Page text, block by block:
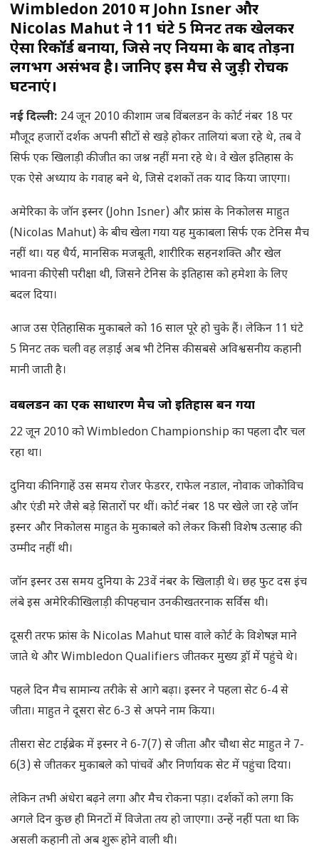
Wimbledon 2010 में John Isner और
Nicolas Mahut ने 11 घंटे 5 मिनट तक खेलकर
ऐसा रिकॉर्ड बनाया, जिसे नए नियमों के बाद तोड़ना
लगभग असंभव है। जानिए इस मैच से जुड़ी रोचक
घटनाएं।
नई दिल्ली: 24 जून 2010 की शाम जब विंबलडन के कोर्ट नंबर 18 पर
मौजूद हजारों दर्शक अपनी सीटों से खड़े होकर तालियां बजा रहे थे, तब वे
सिर्फ एक खिलाड़ी की जीत का जश्न नहीं मना रहे थे। वे खेल इतिहास के
एक ऐसे अध्याय के गवाह बने थे, जिसे दशकों तक याद किया जाएगा।
अमेरिका के जॉन इस्नर (John Isner) और फ्रांस के निकोलस माहुत
(Nicolas Mahut) के बीच खेला गया यह मुकाबला सिर्फ एक टेनिस मैच
नहीं था। यह धैर्य, मानसिक मजबूती, शारीरिक सहनशक्ति और खेल
भावना की ऐसी परीक्षा थी, जिसने टेनिस के इतिहास को हमेशा के लिए
बदल दिया।
आज उस ऐतिहासिक मुकाबले को 16 साल पूरे हो चुके हैं। लेकिन 11 घंटे
5 मिनट तक चली वह लड़ाई अब भी टेनिस की सबसे अविश्वसनीय कहानी
मानी जाती है।
विंबलडन का एक साधारण मैच जो इतिहास बन गया
22 जून 2010 को Wimbledon Championship का पहला दौर चल
रहा था।
दुनिया की निगाहें उस समय रोजर फेडरर, राफेल नडाल, नोवाक जोकोविच
और एंडी मरे जैसे बड़े सितारों पर थीं। कोर्ट नंबर 18 पर खेले जा रहे जॉन
इस्नर और निकोलस माहुत के मुकाबले को लेकर किसी विशेष उत्साह की
उम्मीद नहीं थी।
जॉन इस्नर उस समय दुनिया के 23वें नंबर के खिलाड़ी थे। छह फुट दस इंच
लंबे इस अमेरिकी खिलाड़ी की पहचान उनकी खतरनाक सर्विस थी।
दूसरी तरफ फ्रांस के Nicolas Mahut घास वाले कोर्ट के विशेषज्ञ माने
जाते थे और Wimbledon Qualifiers जीतकर मुख्य ड्रॉ में पहुंचे थे।
पहले दिन मैच सामान्य तरीके से आगे बढ़ा। इस्नर ने पहला सेट 6-4 से
जीता। माहुत ने दूसरा सेट 6-3 से अपने नाम किया।
तीसरा सेट टाईब्रेक में इस्नर ने 6-7(7) से जीता और चौथा सेट माहुत ने 7-
6(3) से जीतकर मुकाबले को पांचवें और निर्णायक सेट में पहुंचा दिया।
लेकिन तभी अंधेरा बढ़ने लगा और मैच रोकना पड़ा। दर्शकों को लगा कि
अगले दिन कुछ ही मिनटों में विजेता तय हो जाएगा। उन्हें नहीं पता था कि
असली कहानी तो अब शुरू होने वाली थी।